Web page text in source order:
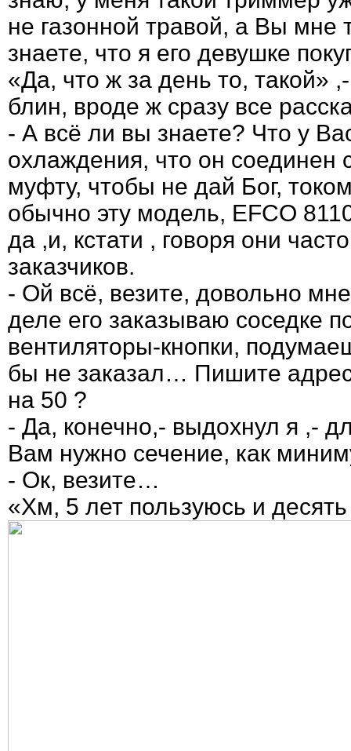
не газонной травой, а Вы
знаете, что я его девушке
«Да, что ж за день то, такой»
блин, вроде ж сразу все
- А всё ли вы знаете? Что у
охлаждения, что он соединен
муфту, чтобы не дай Бог,
обычно эту модель, EFCO
да ,и, кстати , говоря они
заказчиков.
- Ой всё, везите, довольно
деле его заказываю соседке
вентиляторы-кнопки,
бы не заказал… Пишите
на 50 ?
- Да, конечно,- выдохнул я ,-
Вам нужно сечение, как
- Ок, везите…
«Хм, 5 лет пользуюсь и